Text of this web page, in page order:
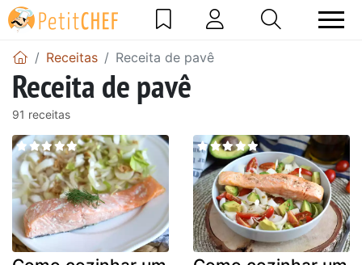
Receitas Receita de pavê
Receita de pavê
91 receitas